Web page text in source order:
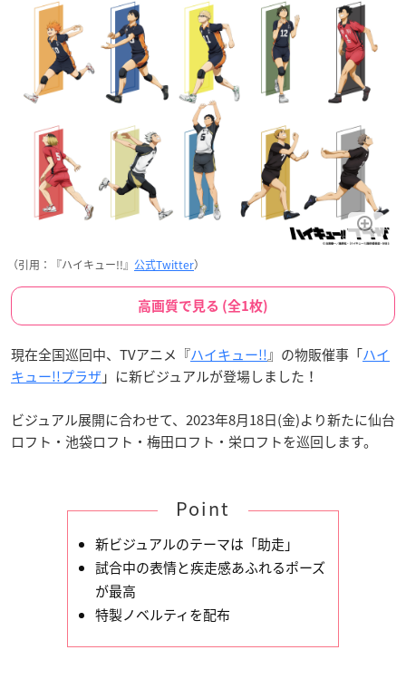
（引用：『ハイキュー!!』 公式Twitter）
高画質で見る (全1枚)
現在全国巡回中、TVアニメ『ハイキュー!!』の物販催事「ハイ
キュー!!プラザ 」に新ビジュアルが登場しました！
ビジュアル展開に合わせて、2023年8月18日(金)より新たに仙台
ロフト・池袋ロフト・梅田ロフト・栄ロフトを巡回します。
Point
新ビジュアルのテーマは「助走」
試合中の表情と疾走感あふれるポーズ
が最高
特製ノベルティを配布